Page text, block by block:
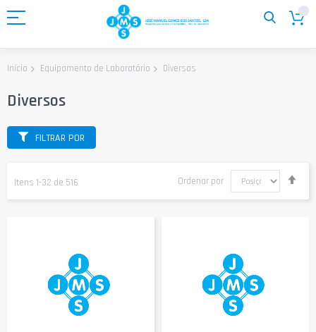
para
Início Equipamento de Laboratório Diversos
Diversos
Itens 1-32 de 516 Ordenar por
FILTRAR POR